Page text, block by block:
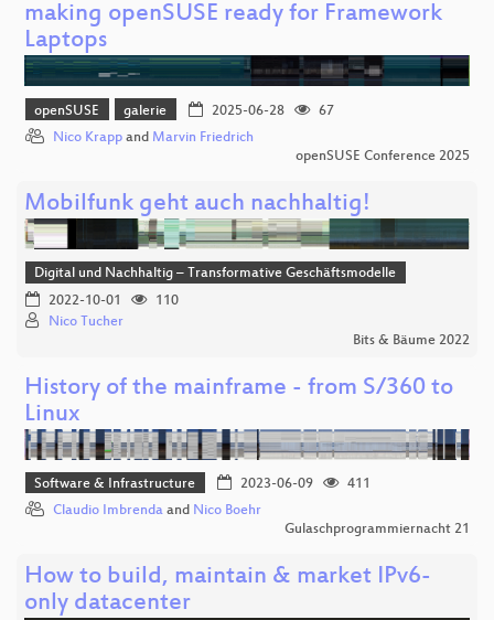
making openSUSE ready for Framework
Laptops
openSUSE galerie 2025-06-28
67
Nico Krapp and Marvin Friedrich
openSUSE Conference 2025
Mobilfunk geht auch nachhaltig!
Digital und Nachhaltig – Transformative Geschäftsmodelle
2022-10-01
110
Nico Tucher
Bits & Bäume 2022
History of the mainframe - from S/360 to
Linux
Software & Infrastructure 2023-06-09
411
Claudio Imbrenda and Nico Boehr
Gulaschprogrammiernacht 21
How to build, maintain & market IPv6-
only datacenter